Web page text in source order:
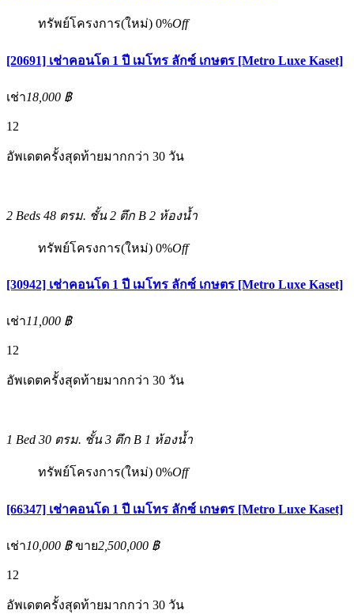
ทรัพย์โครงการ(ใหม่) 0%Off
[20691] เช่าคอนโด 1 ปี เมโทร ลักซ์ เกษตร [Metro Luxe Kaset]
เช่า18,000 ฿
12
อัพเดตครั้งสุดท้ายมากกว่า 30 วัน
2 Beds 48 ตรม. ชั้น 2 ตึก B 2 ห้องน้ำ
ทรัพย์โครงการ(ใหม่) 0%Off
[30942] เช่าคอนโด 1 ปี เมโทร ลักซ์ เกษตร [Metro Luxe Kaset]
เช่า11,000 ฿
12
อัพเดตครั้งสุดท้ายมากกว่า 30 วัน
1 Bed 30 ตรม. ชั้น 3 ตึก B 1 ห้องน้ำ
ทรัพย์โครงการ(ใหม่) 0%Off
[66347] เช่าคอนโด 1 ปี เมโทร ลักซ์ เกษตร [Metro Luxe Kaset]
เช่า10,000 ฿ ขาย2,500,000 ฿
12
อัพเดตครั้งสุดท้ายมากกว่า 30 วัน